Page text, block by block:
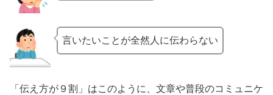
言いたいことが全然人に伝わらない
「伝え方が９割」はこのように、文章や普段のコミュニケ